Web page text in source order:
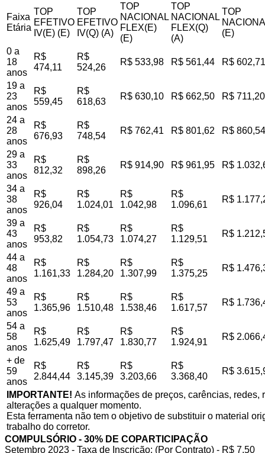
Faixa
Etária
TOP
EFETIVO
IV(E) (E)
TOP
EFETIVO
IV(Q) (A)
TOP
NACIONAL
FLEX(E)
(E)
TOP
NACIONAL
FLEX(Q)
(A)
TOP
(E)
0 a
18
anos
R$
474,11
R$
524,26
R$ 533,98 R$ 561,44 R$ 602,71
19 a
23
anos
R$
559,45
R$
618,63
R$ 630,10 R$ 662,50 R$ 711,20
24 a
28
anos
R$
676,93
R$
748,54
R$ 762,41 R$ 801,62 R$ 860,54
29 a
33
anos
R$
812,32
R$
898,26
R$ 914,90 R$ 961,95 R$
34 a
38
anos
R$
926,04
R$
1.024,01
R$
1.042,98
R$
1.096,61
R$
39 a
43
anos
R$
953,82
R$
1.054,73
R$
1.074,27
R$
1.129,51
R$
44 a
48
anos
R$
1.161,33
R$
1.284,20
R$
1.307,99
R$
1.375,25
R$
49 a
53
anos
R$
1.365,96
R$
1.510,48
R$
1.538,46
R$
1.617,57
R$
54 a
58
anos
R$
1.625,49
R$
1.797,47
R$
1.830,77
R$
1.924,91
R$
+ de
59
anos
R$
2.844,44
R$
3.145,39
R$
3.203,66
R$
3.368,40
R$
IMPORTANTE! As informações de preços, carências,
alterações a qualquer momento.
Esta ferramenta não tem o objetivo de substituir o material
trabalho do corretor.
COMPULSÓRIO - 30% DE COPARTICIPAÇÃO
Setembro 2023 - Taxa de Inscrição: (Por Contrato) - R$ 7,50